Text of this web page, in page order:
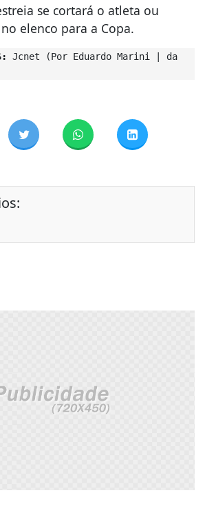
se cortará o atleta ou
elenco para a Copa.
Jcnet (Por Eduardo Marini | da